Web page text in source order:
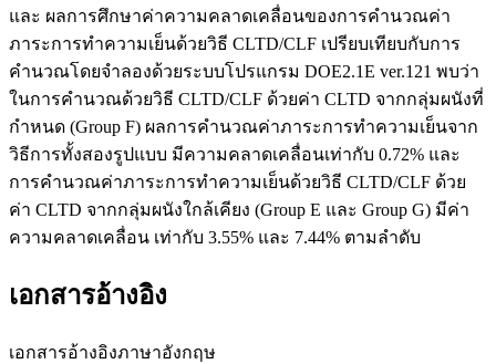
และ ผลการศึกษาค่าความคลาดเคลื่อนของการคำนวณค่า
ภาระการทำความเย็นด้วยวิธี CLTD/CLF เปรียบเทียบกับการ
คำนวณโดยจำลองด้วยระบบโปรแกรม DOE2.1E ver.121 พบว่า
ในการคำนวณด้วยวิธี CLTD/CLF ด้วยค่า CLTD จากกลุ่มผนังที่
กำหนด (Group F) ผลการคำนวณค่าภาระการทำความเย็นจาก
วิธีการทั้งสองรูปแบบ มีความคลาดเคลื่อนเท่ากับ 0.72% และ
การคำนวณค่าภาระการทำความเย็นด้วยวิธี CLTD/CLF ด้วย
ค่า CLTD จากกลุ่มผนังใกล้เคียง (Group E และ Group G) มีค่า
ความคลาดเคลื่อน เท่ากับ 3.55% และ 7.44% ตามลำดับ
เอกสารอ้างอิง
เอกสารอ้างอิงภาษาอังกฤษ